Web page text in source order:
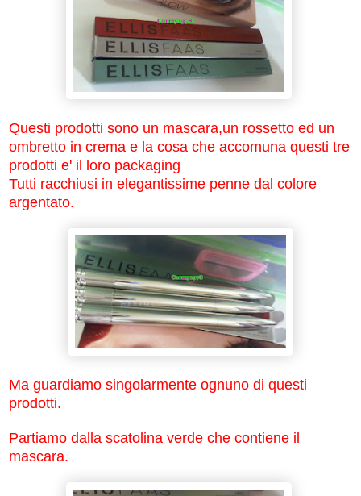
Questi prodotti sono un mascara,un rossetto ed un
ombretto in crema e la cosa che accomuna questi tre
prodotti e' il loro packaging
Tutti racchiusi in elegantissime penne dal colore
argentato.
Ma guardiamo singolarmente ognuno di questi
prodotti.
Partiamo dalla scatolina verde che contiene il
mascara.